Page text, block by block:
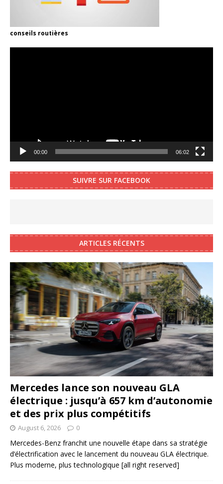
conseils routières
00:00 06:02
SUIVRE SUR FACEBOOK
ARTICLES RÉCENTS
Mercedes lance son nouveau GLA
électrique : jusqu’à 657 km d’autonomie
et des prix plus compétitifs
August 6, 2026 0
Mercedes-Benz franchit une nouvelle étape dans sa stratégie
d’électrification avec le lancement du nouveau GLA électrique.
Plus moderne, plus technologique [all right reserved]